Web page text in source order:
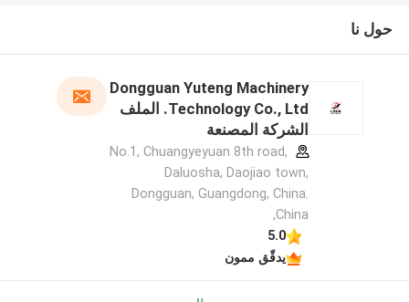
حول نا
Dongguan Yuteng Machinery
Technology Co., Ltd. الملف
الشركة المصنعة
No.1, Chuangyeyuan 8th road,
Daluosha, Daojiao town,
Dongguan, Guangdong, China.
,China
5.0
يدقّق ممون